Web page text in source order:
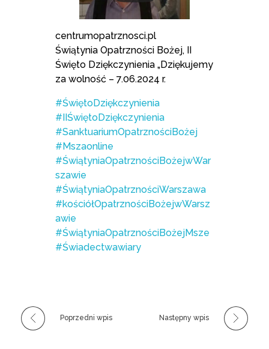
centrumopatrznosci.pl
Świątynia Opatrzności Bożej, II
Święto Dziękczynienia „Dziękujemy
za wolność – 7.06.2024 r.
#ŚwiętoDziękczynienia
#IIŚwiętoDziękczynienia
#SanktuariumOpatrznościBożej
#Mszaonline
#ŚwiątyniaOpatrznościBożejwWar
szawie
#ŚwiątyniaOpatrznościWarszawa
#kościółOpatrznościBożejwWarsz
awie
#ŚwiątyniaOpatrznościBożejMsze
#Świadectwawiary
Poprzedni wpis Następny wpis